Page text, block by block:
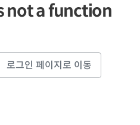
not a function
로그인 페이지로 이동